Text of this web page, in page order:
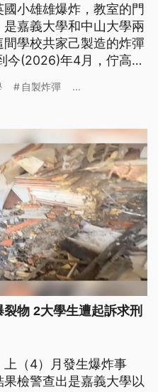
小雄雄爆炸，教室的門
嘉義大學和中山大學兩
學校共家己製造的炸彈
今(2026)年4月，佇高
起民眾驚惶造成危害，
自製炸彈 ...
物 2大學生遭起訴求刑
（4）月發生爆炸事
檢警查出是嘉義大學以